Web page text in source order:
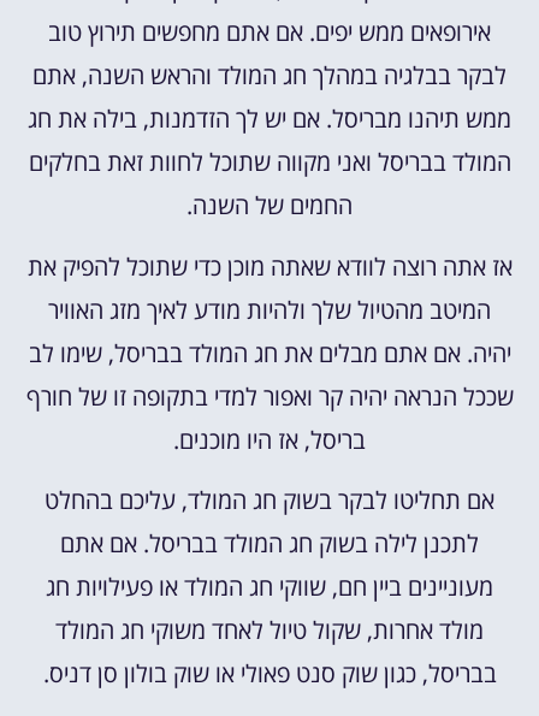
אירופאים ממש יפים. אם אתם מחפשים תירוץ טוב
לבקר בבלגיה במהלך חג המולד והראש השנה, אתם
ממש תיהנו מבריסל. אם יש לך הזדמנות, בילה את חג
המולד בבריסל ואני מקווה שתוכל לחוות זאת בחלקים
החמים של השנה.
אז אתה רוצה לוודא שאתה מוכן כדי שתוכל להפיק את
המיטב מהטיול שלך ולהיות מודע לאיך מזג האוויר
יהיה. אם אתם מבלים את חג המולד בבריסל, שימו לב
שככל הנראה יהיה קר ואפור למדי בתקופה זו של חורף
בריסל, אז היו מוכנים.
אם תחליטו לבקר בשוק חג המולד, עליכם בהחלט
לתכנן לילה בשוק חג המולד בבריסל. אם אתם
מעוניינים ביין חם, שווקי חג המולד או פעילויות חג
מולד אחרות, שקול טיול לאחד משוקי חג המולד
בבריסל, כגון שוק סנט פאולי או שוק בולון סן דניס.